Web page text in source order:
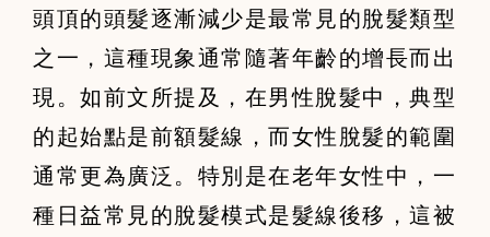
頭頂的頭髮逐漸減少是最常見的脫髮類型
之一，這種現象通常隨著年齡的增長而出
現。如前文所提及，在男性脫髮中，典型
的起始點是前額髮線，而女性脫髮的範圍
通常更為廣泛。特別是在老年女性中，一
種日益常見的脫髮模式是髮線後移，這被